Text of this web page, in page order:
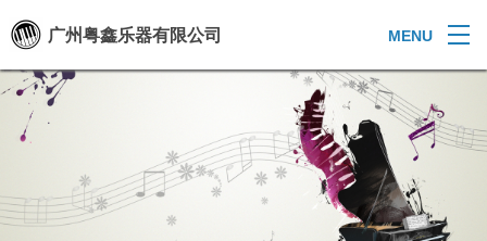
广州粤鑫乐器有限公司 MENU